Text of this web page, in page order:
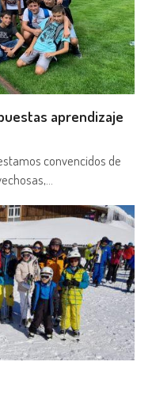
aprendizaje
convencidos de